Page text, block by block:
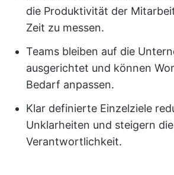
die Produktivität der
Zeit zu messen.
Teams bleiben auf die
ausgerichtet und können
Bedarf anpassen.
Klar definierte Einzelziele
Unklarheiten und steigern
Verantwortlichkeit.